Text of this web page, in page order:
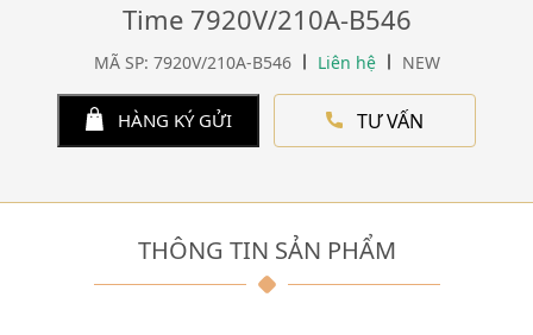
Time 7920V/210A-B546
MÃ SP: 7920V/210A-B546 Liên hệ NEW
HÀNG KÝ GỬI TƯ VẤN
THÔNG TIN SẢN PHẨM